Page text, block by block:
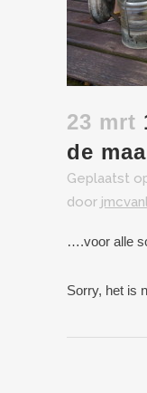
23 mrt
de
Geplaatst
door
….voor alle
Sorry, het is